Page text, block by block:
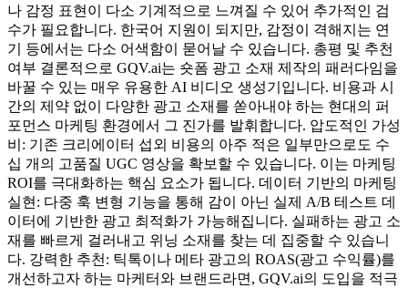
나 감정 표현이 다소 기계적으로 느껴질 수 있어 추가적인 검
수가 필요합니다. 한국어 지원이 되지만, 감정이 격해지는 연
기 등에서는 다소 어색함이 묻어날 수 있습니다. 총평 및 추천
여부 결론적으로 GQV.ai는 숏폼 광고 소재 제작의 패러다임을
바꿀 수 있는 매우 유용한 AI 비디오 생성기입니다. 비용과 시
간의 제약 없이 다양한 광고 소재를 쏟아내야 하는 현대의 퍼
포먼스 마케팅 환경에서 그 진가를 발휘합니다. 압도적인 가성
비: 기존 크리에이터 섭외 비용의 아주 적은 일부만으로도 수
십 개의 고품질 UGC 영상을 확보할 수 있습니다. 이는 마케팅
ROI를 극대화하는 핵심 요소가 됩니다. 데이터 기반의 마케팅
실현: 다중 훅 변형 기능을 통해 감이 아닌 실제 A/B 테스트 데
이터에 기반한 광고 최적화가 가능해집니다. 실패하는 광고 소
재를 빠르게 걸러내고 위닝 소재를 찾는 데 집중할 수 있습니
다. 강력한 추천: 틱톡이나 메타 광고의 ROAS(광고 수익률)를
개선하고자 하는 마케터와 브랜드라면, GQV.ai의 도입을 적극